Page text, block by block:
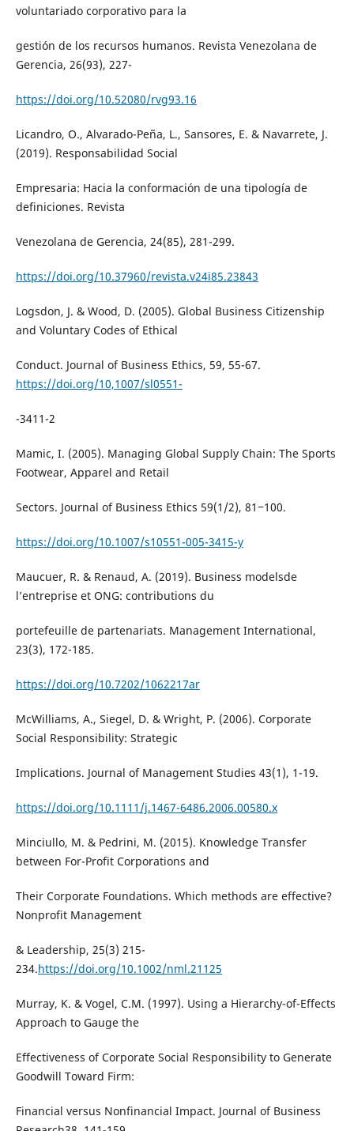
voluntariado corporativo para la
gestión de los recursos humanos. Revista Venezolana de
Gerencia, 26(93), 227-
https://doi.org/10.52080/rvg93.16
Licandro, O., Alvarado-Peña, L., Sansores, E. & Navarrete, J.
(2019). Responsabilidad Social
Empresaria: Hacia la conformación de una tipología de
definiciones. Revista
Venezolana de Gerencia, 24(85), 281-299.
https://doi.org/10.37960/revista.v24i85.23843
Logsdon, J. & Wood, D. (2005). Global Business Citizenship
and Voluntary Codes of Ethical
Conduct. Journal of Business Ethics, 59, 55-67.
https://doi.org/10,1007/sl0551-
-3411-2
Mamic, I. (2005). Managing Global Supply Chain: The Sports
Footwear, Apparel and Retail
Sectors. Journal of Business Ethics 59(1/2), 81‒100.
https://doi.org/10.1007/s10551-005-3415-y
Maucuer, R. & Renaud, A. (2019). Business modelsde
l’entreprise et ONG: contributions du
portefeuille de partenariats. Management International,
23(3), 172-185.
https://doi.org/10.7202/1062217ar
McWilliams, A., Siegel, D. & Wright, P. (2006). Corporate
Social Responsibility: Strategic
Implications. Journal of Management Studies 43(1), 1-19.
https://doi.org/10.1111/j.1467-6486.2006.00580.x
Minciullo, M. & Pedrini, M. (2015). Knowledge Transfer
between For-Profit Corporations and
Their Corporate Foundations. Which methods are effective?
Nonprofit Management
& Leadership, 25(3) 215-
234.https://doi.org/10.1002/nml.21125
Murray, K. & Vogel, C.M. (1997). Using a Hierarchy-of-Effects
Approach to Gauge the
Effectiveness of Corporate Social Responsibility to Generate
Goodwill Toward Firm:
Financial versus Nonfinancial Impact. Journal of Business